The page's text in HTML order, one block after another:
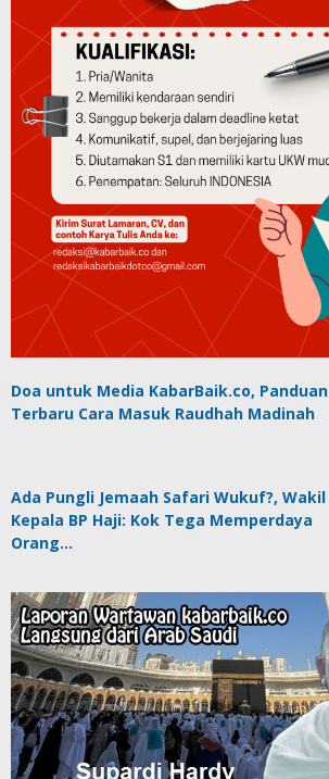
Doa untuk Media KabarBaik.co, Panduan
Terbaru Cara Masuk Raudhah Madinah
Ada Pungli Jemaah Safari Wukuf?, Wakil
Kepala BP Haji: Kok Tega Memperdaya
Orang…